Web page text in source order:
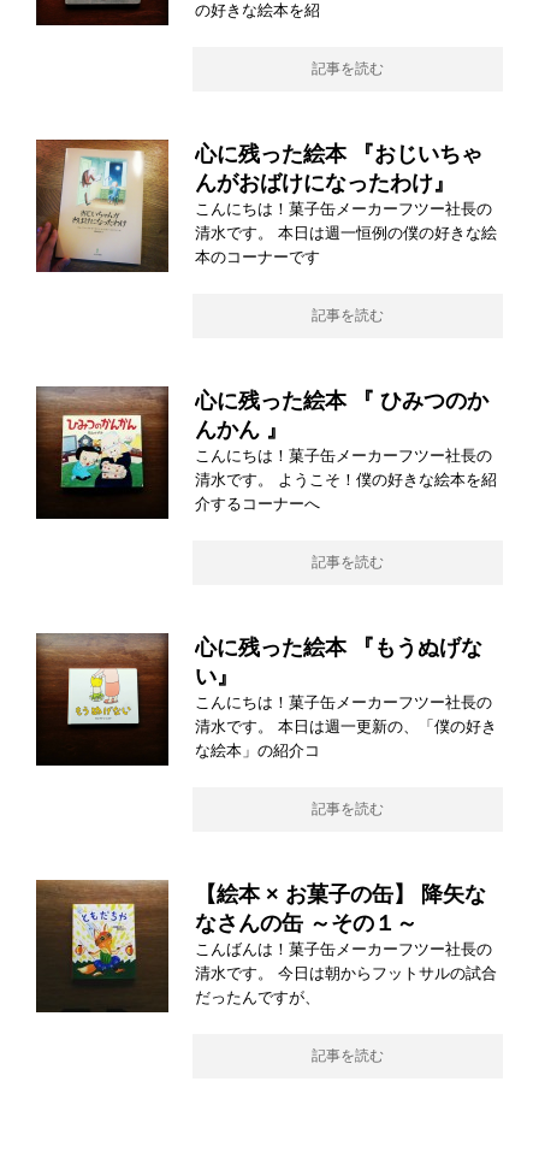
の好きな絵本を紹
記事を読む
心に残った絵本 『おじいちゃ
んがおばけになったわけ』
こんにちは！菓子缶メーカーフツー社長の
清水です。 本日は週一恒例の僕の好きな絵
本のコーナーです
記事を読む
心に残った絵本 『 ひみつのか
んかん 』
こんにちは！菓子缶メーカーフツー社長の
清水です。 ようこそ！僕の好きな絵本を紹
介するコーナーへ
記事を読む
心に残った絵本 『もうぬげな
い』
こんにちは！菓子缶メーカーフツー社長の
清水です。 本日は週一更新の、「僕の好き
な絵本」の紹介コ
記事を読む
【絵本 × お菓子の缶】 降矢な
なさんの缶 ～その１～
こんばんは！菓子缶メーカーフツー社長の
清水です。 今日は朝からフットサルの試合
だったんですが、
記事を読む